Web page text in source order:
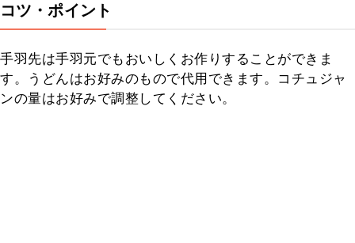
コツ・ポイント
手羽先は手羽元でもおいしくお作りすることができま
す。うどんはお好みのもので代用できます。コチュジャ
ンの量はお好みで調整してください。